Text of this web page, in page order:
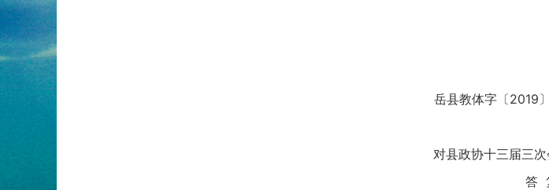
岳县教体字〔2019
对县政协十三届三
答